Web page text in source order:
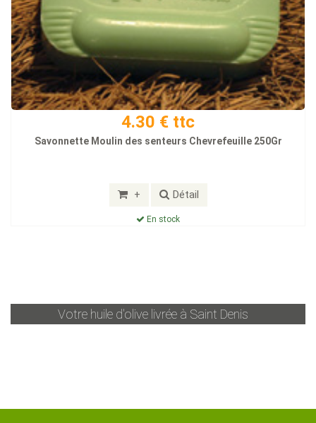
4.30 € ttc
Savonnette Moulin des senteurs Chevrefeuille 250Gr
+ Détail
En stock
Votre huile d'olive livrée à Saint Denis